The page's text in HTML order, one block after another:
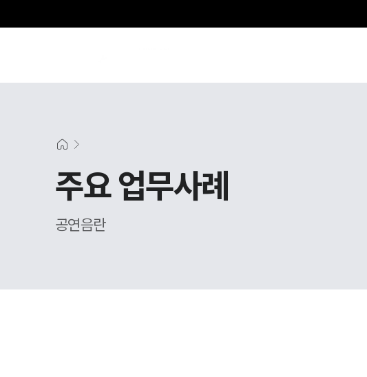
주요 업무사례
공연음란